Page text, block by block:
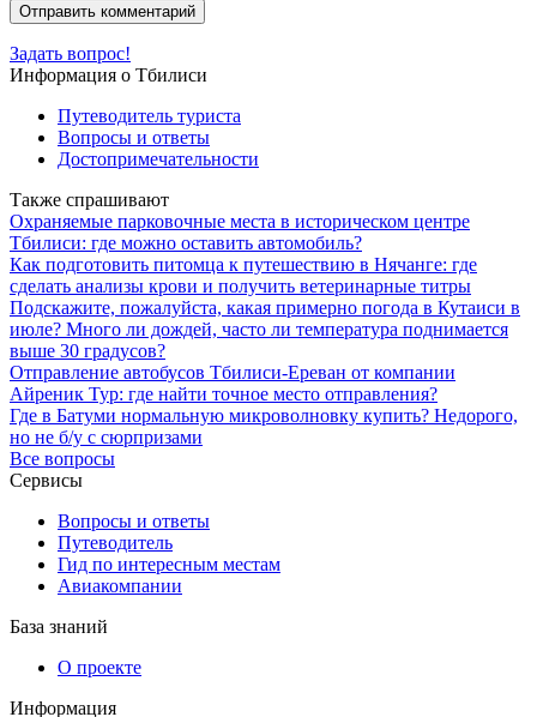
Задать вопрос!
Информация о Тбилиси
Путеводитель туриста
Вопросы и ответы
Достопримечательности
Также спрашивают
Охраняемые парковочные места в историческом центре
Тбилиси: где можно оставить автомобиль?
Как подготовить питомца к путешествию в Нячанге: где
сделать анализы крови и получить ветеринарные титры
Подскажите, пожалуйста, какая примерно погода в Кутаиси в
июле? Много ли дождей, часто ли температура поднимается
выше 30 градусов?
Отправление автобусов Тбилиси-Ереван от компании
Айреник Тур: где найти точное место отправления?
Где в Батуми нормальную микроволновку купить? Недорого,
но не б/у с сюрпризами
Все вопросы
Сервисы
Вопросы и ответы
Путеводитель
Гид по интересным местам
Авиакомпании
База знаний
О проекте
Информация